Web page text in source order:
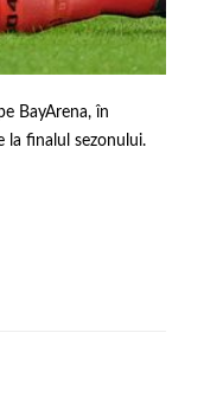
BayArena, în
la finalul sezonului.